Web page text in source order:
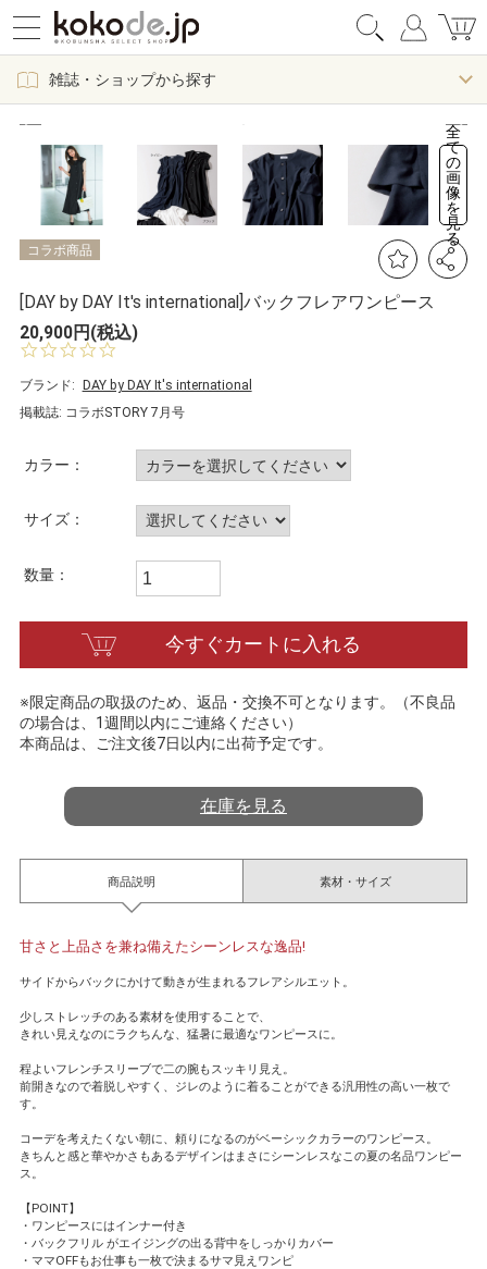
雑誌・ショップから探す
全
て
の
画
像
を
見
る
コラボ商品
[DAY by DAY It's international]バックフレアワンピース
20,900円(税込)
0.
s
t
a
ブランド:
DAY by DAY It's international
掲載誌: コラボSTORY 7月号
カラー：
サイズ：
数量：
今すぐカートに入れる
※限定商品の取扱のため、返品・交換不可となります。（不良品
の場合は、1週間以内にご連絡ください）
本商品は、ご注文後7日以内に出荷予定です。
在庫を見る
商品説明
甘さと上品さを兼ね備えたシーンレスな逸品!
サイドからバックにかけて動きが生まれるフレアシルエット。
少しストレッチのある素材を使用することで、
きれい見えなのにラクちんな、猛暑に最適なワンピースに。
程よいフレンチスリーブで二の腕もスッキリ見え。
前開きなので着脱しやすく、ジレのように着ることができる汎用性の高い一枚で
す。
コーデを考えたくない朝に、頼りになるのがベーシックカラーのワンピース。
きちんと感と華やかさもあるデザインはまさにシーンレスなこの夏の名品ワンピー
ス。
【POINT】
・ワンピースにはインナー付き
・バックフリル がエイジングの出る背中をしっかりカバー
・ママOFFもお仕事も一枚で決まるサマ見えワンピ
素材・サイズ